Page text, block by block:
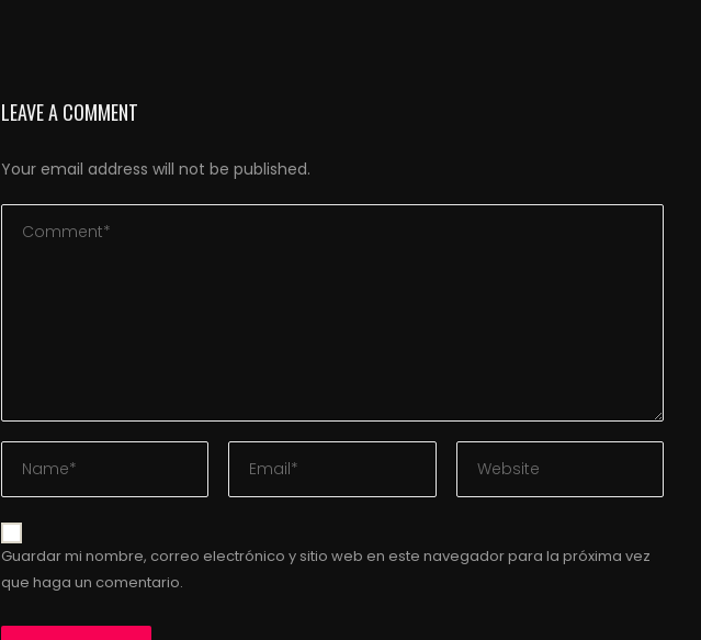
LEAVE A COMMENT
Your email address will not be published.
Guardar mi nombre, correo electrónico y sitio web en este navegador para la próxima vez
que haga un comentario.